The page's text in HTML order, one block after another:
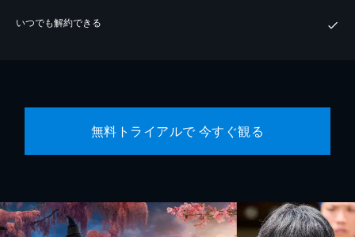
いつでも解約できる
無料トライアルで 今すぐ観る